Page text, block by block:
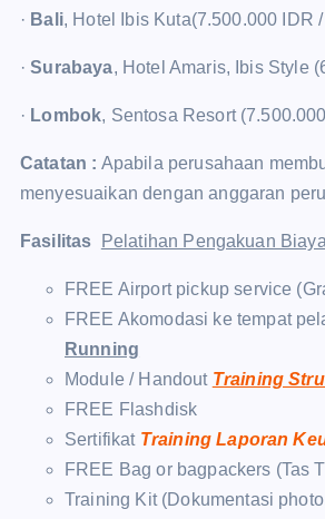
· Bali, Hotel Ibis Kuta(7.500.000 IDR
·Surabaya, Hotel Amaris, Ibis Style
· Lombok, Sentosa Resort
Catatan : Apabila perusahaan
menyesuaikan dengan anggaran
Fasilitas Pelatihan Pengakuan
FREE Airport pickup service
FREE Akomodasi ke tempat
Running
Module / Handout Training
FREE Flashdisk
Sertifikat Training Laporan
FREE Bag or bagpackers (Tas
Training Kit (Dokumentasi